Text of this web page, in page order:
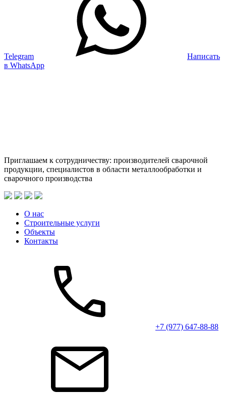
Telegram
Написать
в WhatsApp
Приглашаем к сотрудничеству: производителей сварочной
продукции, специалистов в области металлообработки и
сварочного производства
О нас
Строительные услуги
Объекты
Контакты
+7 (977) 647-88-88